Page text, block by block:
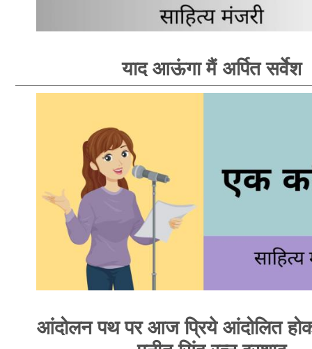
याद आऊंगा मैं अर्पित सर्वेश
आंदोलन पथ पर आज प्रिये आंदोलित